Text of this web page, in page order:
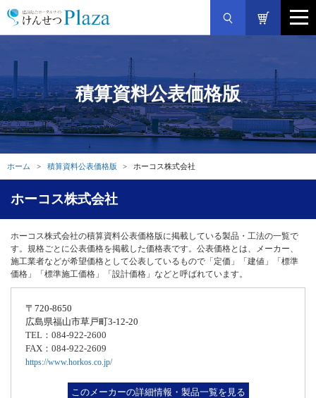
積算資料公表価格版
ホーム 積算資料公表価格版 ホーコス株式会社
ホーコス株式会社
ホーコス株式会社の積算資料公表価格版に掲載している製品・工法の一覧で
す。規格ごとに公表価格を掲載した価格表です。公表価格とは、メーカー、
施工業者などが希望価格として公表しているもので「定価」「建値」「標準
価格」「標準施工価格」「設計価格」などと呼ばれています。
〒720-8650
広島県福山市草戸町3-12-20
TEL：084-922-2600
FAX：084-922-2609
https://www.horkos.co.jp/
このメーカーの詳細情報・製品一覧を見る